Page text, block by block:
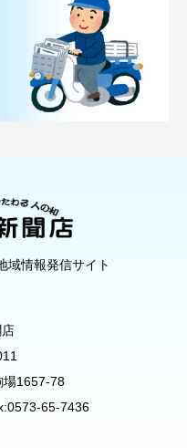
情報発信サイト
場1657-78
65-7436